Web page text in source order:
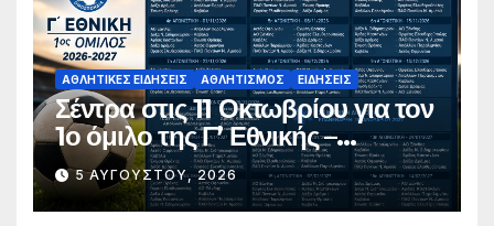
ΑΘΛΗΤΙΚΈΣ ΕΙΔΉΣΕΙΣ ΑΘΛΗΤΙΣΜΌΣ ΕΙΔΉΣΕΙΣ
Σέντρα στις 11 Οκτωβρίου για τον
1ο όμιλο της Γ’ Εθνικής –
Ανακοινώθηκε το πλήρες
πρόγραμμα
5 ΑΥΓΟΎΣΤΟΥ, 2026